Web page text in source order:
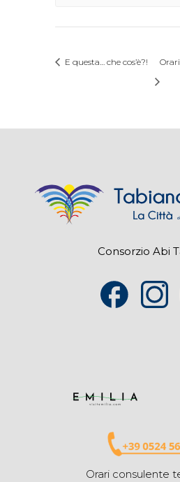
E questa… che cos’è?!
Consorzio Abi
Orari consulente